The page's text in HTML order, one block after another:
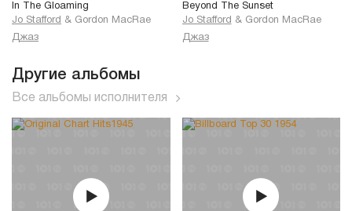
In The Gloaming
Jo Stafford & Gordon MacRae
Джаз
Beyond The Sunset
Jo Stafford & Gordon MacRae
Джаз
Другие альбомы
Все альбомы исполнителя